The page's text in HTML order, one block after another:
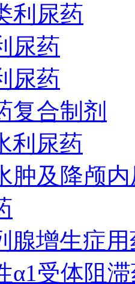
利尿药
尿药
尿药
复合制剂
利尿药
肿及降颅
腺增生症
α1受体阻